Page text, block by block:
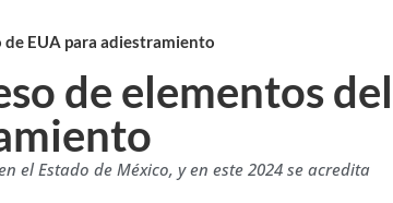
EUA para adiestramiento
de elementos del
el Estado de México, y en este 2024 se acredita